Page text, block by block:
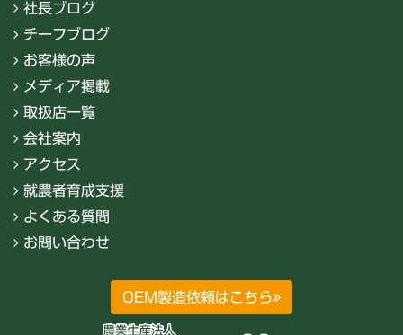
社長ブログ
チーフブログ
お客様の声
メディア掲載
取扱店一覧
会社案内
アクセス
就農者育成支援
よくある質問
お問い合わせ
OEM製造依頼はこちら